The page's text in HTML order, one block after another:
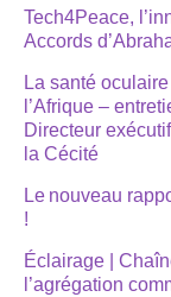
Tech4Peace,
Accords
La santé
l’Afrique –
Directeur
la Cécité
Le nouveau
!
Éclairage |
l’agrégation